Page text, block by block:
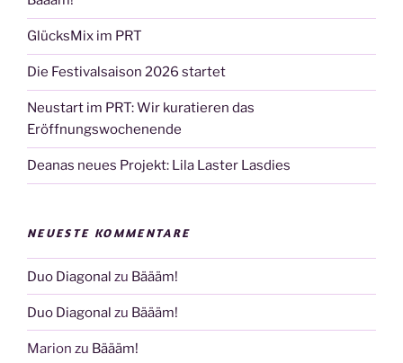
GlücksMix im PRT
Die Festivalsaison 2026 startet
Neustart im PRT: Wir kuratieren das
Eröffnungswochenende
Deanas neues Projekt: Lila Laster Lasdies
NEUESTE KOMMENTARE
Duo Diagonal zu Bäääm!
Duo Diagonal zu Bäääm!
Marion zu Bäääm!